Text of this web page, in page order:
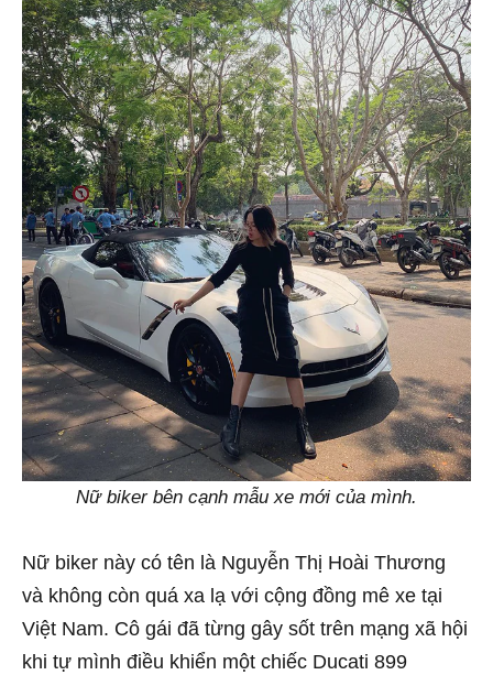
Nữ biker bên cạnh mẫu xe mới của mình.
Nữ biker này có tên là Nguyễn Thị Hoài Thương
và không còn quá xa lạ với cộng đồng mê xe tại
Việt Nam. Cô gái đã từng gây sốt trên mạng xã hội
khi tự mình điều khiển một chiếc Ducati 899